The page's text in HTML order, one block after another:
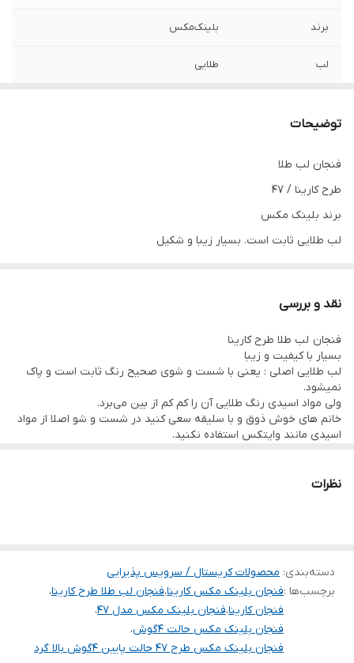
برند بلینک‌مکس
لب طلایی
توضیحات
فنجان لب طلا
طرح کارینا / ۴۷
برند بلینک مکس
لب طلایی ثابت است. بسیار زیبا و شکیل
پرطرفدار است.
دوستان عزیز قیمت استثنایی این محصول به خاطر پایین بودن کیفیت یا
لب طلایی نیست.
محصول بسیار با کیفیت و جذاب و جدید است.
در واقع قیمت قبل است.
نقد و بررسی
فنجان لب طلا طرح کارینا
بسیار با کیفیت و زیبا
لب طلایی اصلی : یعنی با شست و شوی صحیح رنگ ثابت است و پاک
نمیشود.
ولی مواد اسیدی رنگ طلایی آن را کم کم از بین می‌برد.
خانم های خوش ذوق و با سليقه سعی کنید در شست و شو اصلا از مواد
اسیدی مانند وایتکس استفاده نکنید.
از طرفی مواد اسیدی مانند وایتکس رنگ طلایی لبه آم را خراب می‌کند و
نظرات
دسته‌بندی: محصولات کریستال / سرویس پذیرایی
برچسب‌ها :فنجان بلینک مکس کارینا،فنجان لب طلا طرح کارینا،
فنجان کارینا،فنجان بلینک مکس مدل 47
،
فنجان بلینک مکس حالت ۴گوش
،
فنجان بلینک مکس طرح 47 حالت پایین ۴گوش بالا گرد